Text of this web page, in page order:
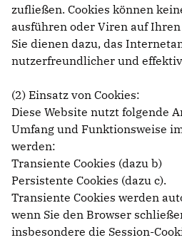
zufließen. Cookies können
ausführen oder Viren auf
Sie dienen dazu, das
nutzerfreundlicher und
(2) Einsatz von Cookies:
Diese Website nutzt folgende
Umfang und Funktionsweise
werden:
Transiente Cookies (dazu b)
Persistente Cookies (dazu c).
Transiente Cookies werden
wenn Sie den Browser
insbesondere die Session-